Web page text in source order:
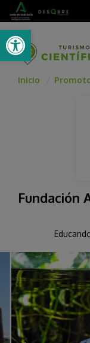
Abrir barra de
Inicio
Fundación